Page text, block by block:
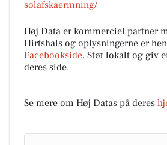
solafskaermning/
Høj Data er kommerciel partner
Hirtshals og oplysningerne er
Facebookside. Støt lokalt og giv
deres side.
Se mere om Høj Datas på deres